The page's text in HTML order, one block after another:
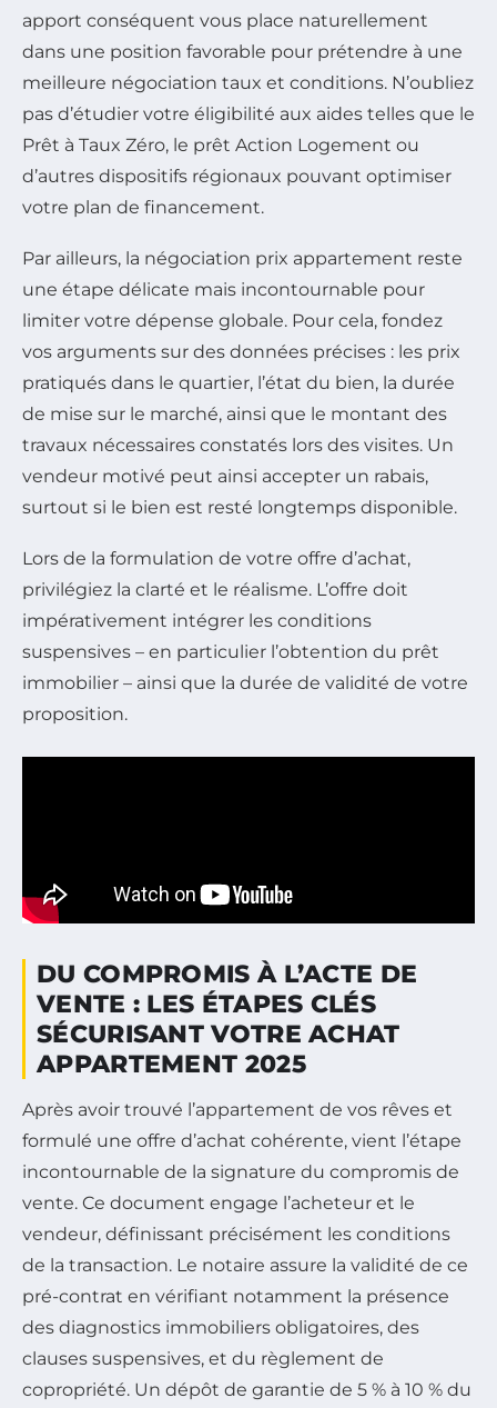
apport conséquent vous place naturellement
dans une position favorable pour prétendre à une
meilleure négociation taux et conditions. N’oubliez
pas d’étudier votre éligibilité aux aides telles que le
Prêt à Taux Zéro, le prêt Action Logement ou
d’autres dispositifs régionaux pouvant optimiser
votre plan de financement.
Par ailleurs, la négociation prix appartement reste
une étape délicate mais incontournable pour
limiter votre dépense globale. Pour cela, fondez
vos arguments sur des données précises : les prix
pratiqués dans le quartier, l’état du bien, la durée
de mise sur le marché, ainsi que le montant des
travaux nécessaires constatés lors des visites. Un
vendeur motivé peut ainsi accepter un rabais,
surtout si le bien est resté longtemps disponible.
Lors de la formulation de votre offre d’achat,
privilégiez la clarté et le réalisme. L’offre doit
impérativement intégrer les conditions
suspensives – en particulier l’obtention du prêt
immobilier – ainsi que la durée de validité de votre
proposition.
DU COMPROMIS À L’ACTE DE
VENTE : LES ÉTAPES CLÉS
SÉCURISANT VOTRE ACHAT
APPARTEMENT 2025
Après avoir trouvé l’appartement de vos rêves et
formulé une offre d’achat cohérente, vient l’étape
incontournable de la signature du compromis de
vente. Ce document engage l’acheteur et le
vendeur, définissant précisément les conditions
de la transaction. Le notaire assure la validité de ce
pré-contrat en vérifiant notamment la présence
des diagnostics immobiliers obligatoires, des
clauses suspensives, et du règlement de
copropriété. Un dépôt de garantie de 5 % à 10 % du